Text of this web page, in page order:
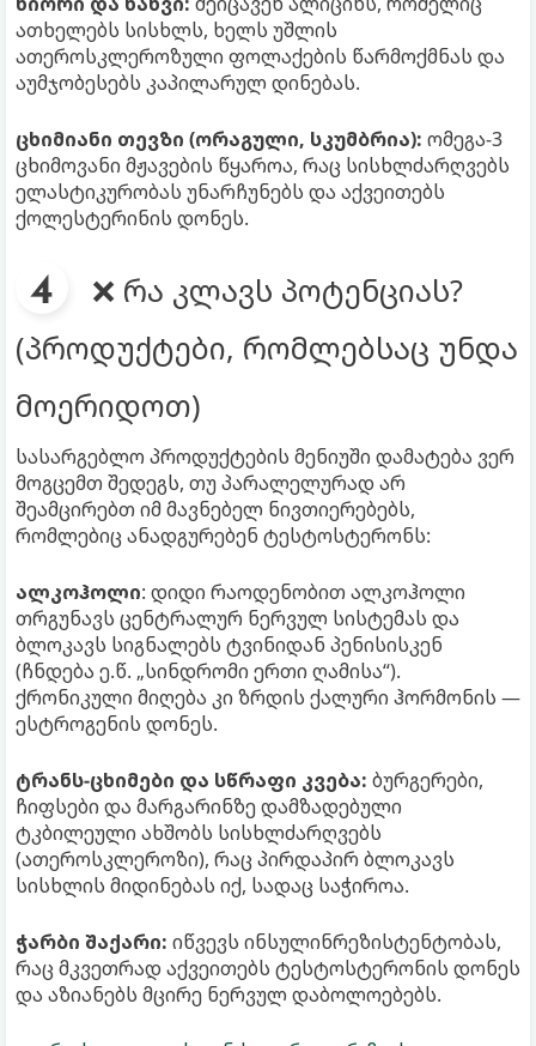
ათხელებს სისხლს, ხელს უშლის
ათეროსკლეროზული ფოლაქების წარმოქმნას და
აუმჯობესებს კაპილარულ დინებას.
ცხიმიანი თევზი (ორაგული, სკუმბრია): ომეგა-3
ცხიმოვანი მჟავების წყაროა, რაც სისხლძარღვებს
ელასტიკურობას უნარჩუნებს და აქვეითებს
ქოლესტერინის დონეს.
❌ რა კლავს პოტენციას?
(პროდუქტები, რომლებსაც უნდა
მოერიდოთ)
სასარგებლო პროდუქტების მენიუში დამატება ვერ
მოგცემთ შედეგს, თუ პარალელურად არ
შეამცირებთ იმ მავნებელ ნივთიერებებს,
რომლებიც ანადგურებენ ტესტოსტერონს:
ალკოჰოლი: დიდი რაოდენობით ალკოჰოლი
თრგუნავს ცენტრალურ ნერვულ სისტემას და
ბლოკავს სიგნალებს ტვინიდან პენისისკენ
(ჩნდება ე.წ. „სინდრომი ერთი ღამისა“).
ქრონიკული მიღება კი ზრდის ქალური ჰორმონის —
ესტროგენის დონეს.
ტრანს-ცხიმები და სწრაფი კვება: ბურგერები,
ჩიფსები და მარგარინზე დამზადებული
ტკბილეული ახშობს სისხლძარღვებს
(ათეროსკლეროზი), რაც პირდაპირ ბლოკავს
სისხლის მიდინებას იქ, სადაც საჭიროა.
ჭარბი შაქარი: იწვევს ინსულინრეზისტენტობას,
რაც მკვეთრად აქვეითებს ტესტოსტერონის დონეს
და აზიანებს მცირე ნერვულ დაბოლოებებს.